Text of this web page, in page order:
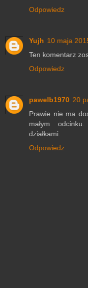
Odpowiedz
Yujh 10 maja
Ten komentarz
Odpowiedz
pawelb1970 20
Prawie nie ma
małym
działkami.
Odpowiedz